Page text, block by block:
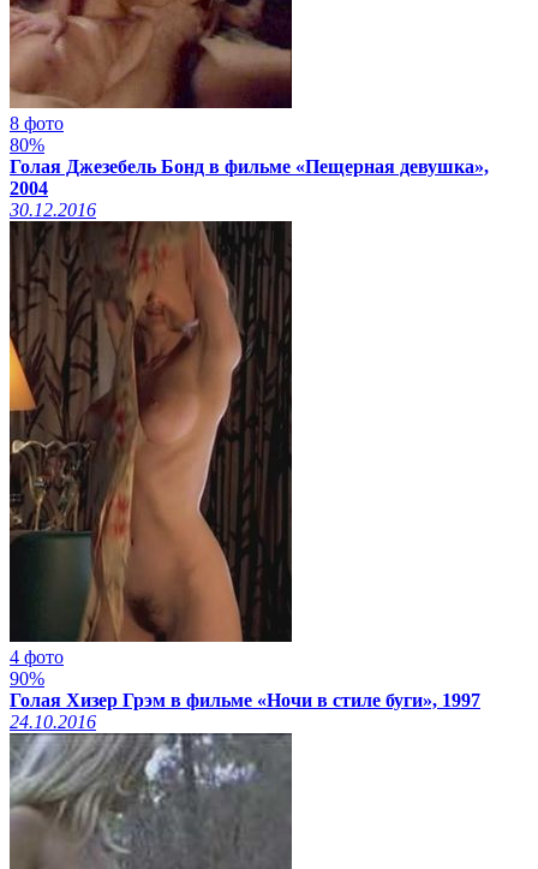
8 фото
80%
Голая Джезебель Бонд в фильме «Пещерная девушка»,
2004
30.12.2016
4 фото
90%
Голая Хизер Грэм в фильме «Ночи в стиле буги», 1997
24.10.2016